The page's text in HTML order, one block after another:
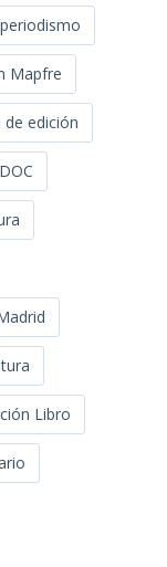
Mapfre
de edición
Libro